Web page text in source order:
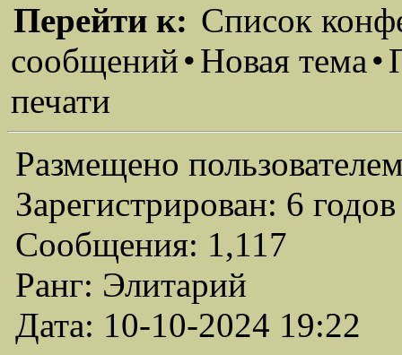
Перейти к: Список
сообщений•Новая тема•
печати
Размещено
Зарегистрирован: 6
Сообщения: 1,117
Ранг: Элитарий
Дата: 10-10-2024 19:22